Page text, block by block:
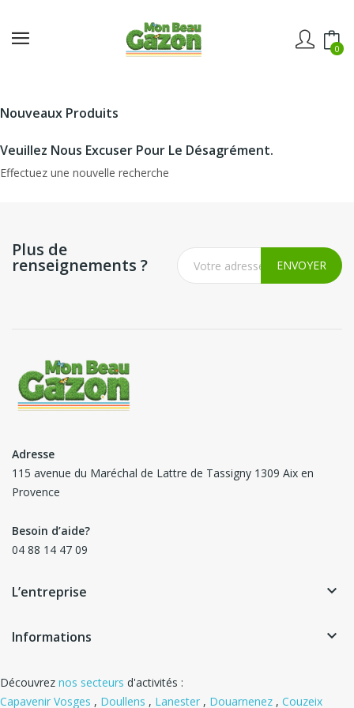
0
Nouveaux Produits
Veuillez Nous Excuser Pour Le Désagrément.
Effectuez une nouvelle recherche
Plus de
renseignements ?
Adresse
115 avenue du Maréchal de Lattre de Tassigny 1309 Aix en
Provence
Besoin d’aide?
04 88 14 47 09
L’entreprise keyboard_arrow_down
Informations keyboard_arrow_down
Découvrez nos secteurs d'activités :
Capavenir Vosges , Doullens , Lanester , Douarnenez , Couzeix